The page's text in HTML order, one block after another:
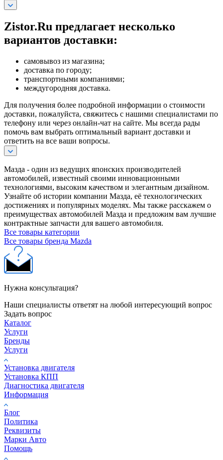
Zistor.Ru предлагает несколько
вариантов доставки:
самовывоз из магазина;
доставка по городу;
транспортными компаниями;
междугородняя доставка.
Для получения более подробной информации о стоимости
доставки, пожалуйста, свяжитесь с нашими специалистами по
телефону или через онлайн-чат на сайте. Мы всегда рады
помочь вам выбрать оптимальный вариант доставки и
ответить на все ваши вопросы.
Мазда - один из ведущих японских производителей
автомобилей, известный своими инновационными
технологиями, высоким качеством и элегантным дизайном.
Узнайте об истории компании Мазда, её технологических
достижениях и популярных моделях. Мы также расскажем о
преимуществах автомобилей Мазда и предложим вам лучшие
контрактные запчасти для вашего автомобиля.
Все товары категории
Все товары бренда Mazda
Нужна консультация?
Наши специалисты ответят на любой интересующий вопрос
Задать вопрос
Каталог
Услуги
Бренды
Услуги
Установка двигателя
Установка КПП
Диагностика двигателя
Информация
Блог
Политика
Реквизиты
Марки Авто
Помощь